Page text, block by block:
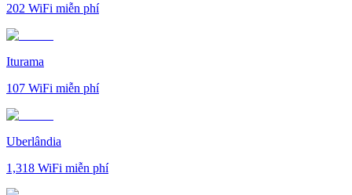
202 WiFi miễn phí
Iturama
107 WiFi miễn phí
Uberlândia
1,318 WiFi miễn phí